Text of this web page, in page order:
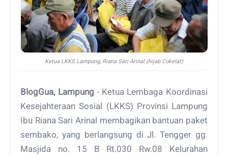
Ketua LKKS Lampung, Riana Sari Arinal (hijab Cokelat)
BlogGua, Lampung - Ketua Lembaga Koordinasi
Kesejahteraan Sosial (LKKS) Provinsi Lampung
Ibu Riana Sari Arinal membagikan bantuan paket
sembako, yang berlangsung di Jl. Tengger gg.
Masjida no. 15 B Rt.030 Rw.08 Kelurahan